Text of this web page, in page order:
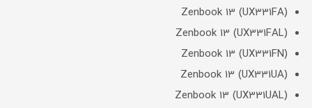
Zenbook 13 (UX331FA)
Zenbook 13 (UX331FAL)
Zenbook 13 (UX331FN)
Zenbook 13 (UX331UA)
Zenbook 13 (UX331UAL)